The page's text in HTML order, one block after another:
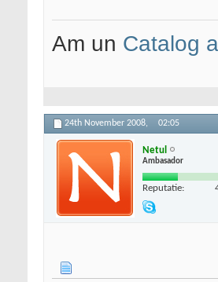
Am un Catalog
24th November 2008, 02:05
Netul
Ambasador
Reputatie: